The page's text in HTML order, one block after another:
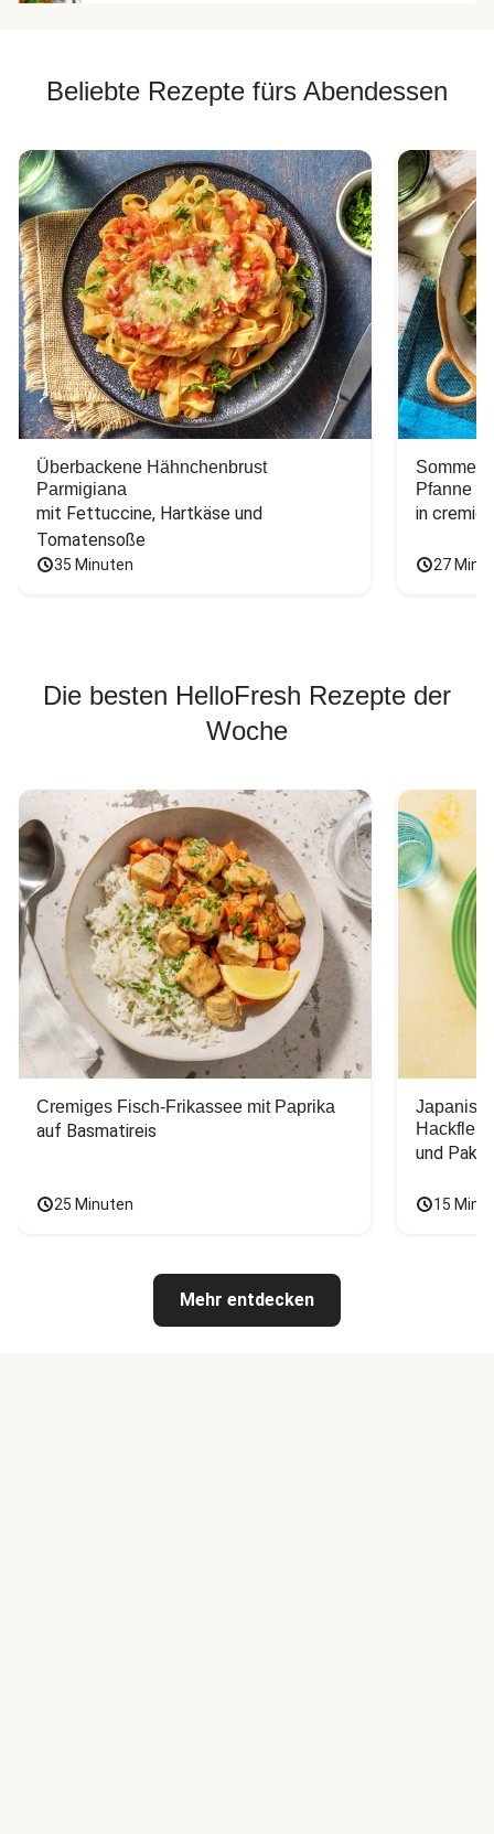
Beliebte Rezepte fürs Abendessen
Überbackene Hähnchenbrust
Parmigiana
mit Fettuccine, Hartkäse und
Tomatensoße
35 Minuten
Pfanne
in
27
Die besten HelloFresh Rezepte der
Woche
Cremiges Fisch-Frikassee mit Paprika
auf Basmatireis
25 Minuten
und Pak
15
Mehr entdecken